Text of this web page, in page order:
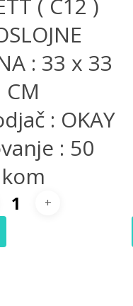
( C12 )
: 33 x 33
CM
: OKAY
: 50
kom